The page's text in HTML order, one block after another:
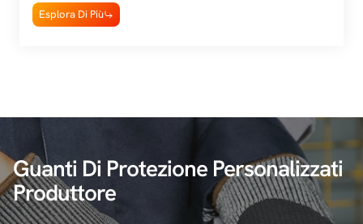
Esplora Di Più
Guanti Di Protezione Personalizzati
Produttore